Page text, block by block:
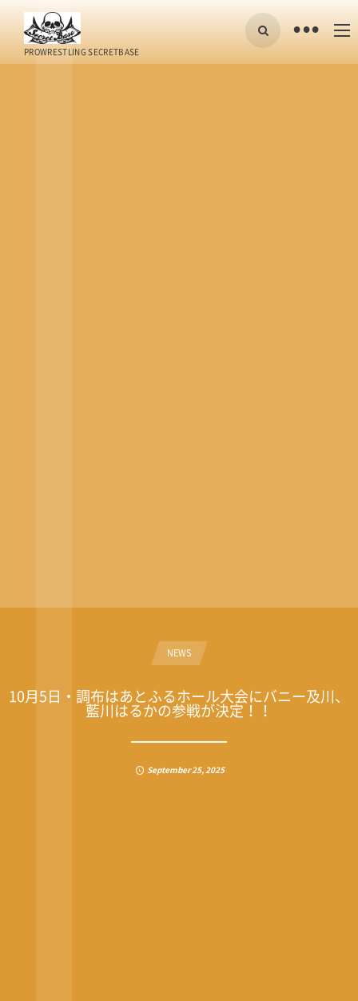
PROWRESTLING SECRETBASE
•
NEWS
10月5日・調布はあとふるホール大会にバニー及川、
藍川はるかの参戦が決定！！
September25,2025